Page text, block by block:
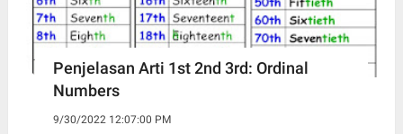
Penjelasan Arti 1st 2nd 3rd: Ordinal
Numbers
9/30/2022 12:07:00 PM